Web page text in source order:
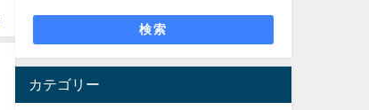
検索
カテゴリー